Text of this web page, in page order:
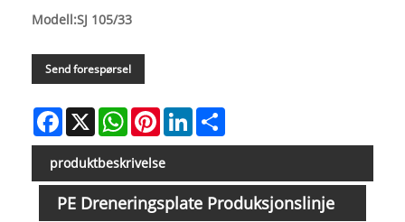
Modell:SJ 105/33
Send forespørsel
Facebook
X WhatsAppPinterestLinkedIn
produktbeskrivelse
PE Dreneringsplate Produksjonslinje